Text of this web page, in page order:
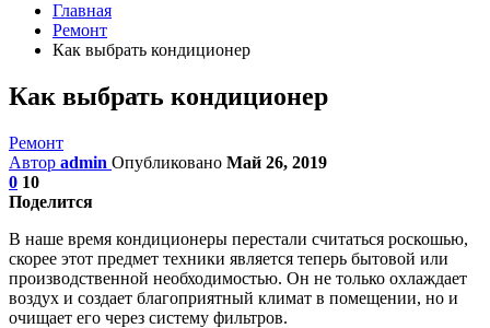
Главная
Ремонт
Как выбрать кондиционер
Как выбрать кондиционер
Ремонт
Автор admin Опубликовано Май 26, 2019
0 10
Поделится
В наше время кондиционеры перестали считаться роскошью,
скорее этот предмет техники является теперь бытовой или
производственной необходимостью. Он не только охлаждает
воздух и создает благоприятный климат в помещении, но и
очищает его через систему фильтров.